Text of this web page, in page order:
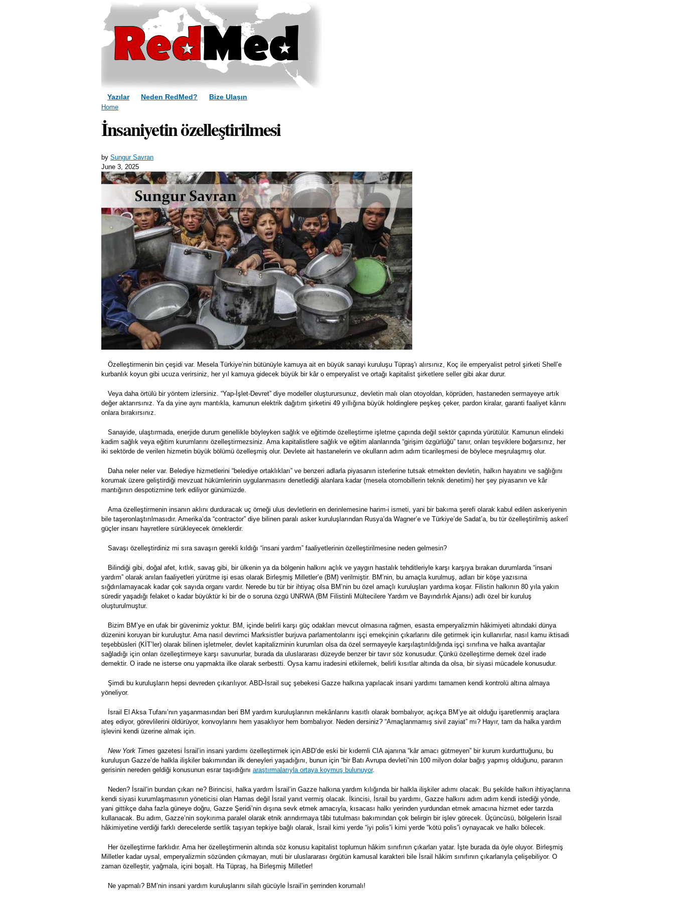
Skip to
Yazılar Neden RedMed? Bize Ulaşın
You are here
Home
İnsaniyetin özelleştirilmesi
by Sungur Savran
June 3, 2025
Özelleştirmenin bin çeşidi var. Mesela Türkiye’nin bütünüyle kamuya ait en büyük sanayi kuruluşu Tüpraş'ı alırsınız, Koç ile emperyalist petrol şirketi Shell’e
kurbanlık koyun gibi ucuza verirsiniz, her yıl kamuya gidecek büyük bir kâr o emperyalist ve ortağı kapitalist şirketlere seller gibi akar durur.
Veya daha örtülü bir yöntem izlersiniz. “Yap-İşlet-Devret” diye modeller oluşturursunuz, devletin malı olan otoyoldan, köprüden, hastaneden sermayeye artık
değer aktarırsınız. Ya da yine aynı mantıkla, kamunun elektrik dağıtım şirketini 49 yıllığına büyük holdinglere peşkeş çeker, pardon kiralar, garanti faaliyet kârını
onlara bırakırsınız.
Sanayide, ulaştırmada, enerjide durum genellikle böyleyken sağlık ve eğitimde özelleştirme işletme çapında değil sektör çapında yürütülür. Kamunun elindeki
kadim sağlık veya eğitim kurumlarını özelleştirmezsiniz. Ama kapitalistlere sağlık ve eğitim alanlarında “girişim özgürlüğü” tanır, onları teşviklere boğarsınız, her
iki sektörde de verilen hizmetin büyük bölümü özelleşmiş olur. Devlete ait hastanelerin ve okulların adım adım ticarileşmesi de böylece meşrulaşmış olur.
Daha neler neler var. Belediye hizmetlerini “belediye ortaklıkları” ve benzeri adlarla piyasanın isterlerine tutsak etmekten devletin, halkın hayatını ve sağlığını
korumak üzere geliştirdiği mevzuat hükümlerinin uygulanmasını denetlediği alanlara kadar (mesela otomobillerin teknik denetimi) her şey piyasanın ve kâr
mantığının despotizmine terk ediliyor günümüzde.
Ama özelleştirmenin insanın aklını durduracak uç örneği ulus devletlerin en derinlemesine harim-i ismeti, yani bir bakıma şerefi olarak kabul edilen askeriyenin
bile taşeronlaştırılmasıdır. Amerika’da “contractor” diye bilinen paralı asker kuruluşlarından Rusya’da Wagner’e ve Türkiye’de Sadat’a, bu tür özelleştirilmiş askerî
güçler insanı hayretlere sürükleyecek örneklerdir.
Savaşı özelleştirdiniz mi sıra savaşın gerekli kıldığı “insani yardım” faaliyetlerinin özelleştirilmesine neden gelmesin?
Bilindiği gibi, doğal afet, kıtlık, savaş gibi, bir ülkenin ya da bölgenin halkını açlık ve yaygın hastalık tehditleriyle karşı karşıya bırakan durumlarda “insani
yardım” olarak anılan faaliyetleri yürütme işi esas olarak Birleşmiş Milletler’e (BM) verilmiştir. BM’nin, bu amaçla kurulmuş, adları bir köşe yazısına
sığdırılamayacak kadar çok sayıda organı vardır. Nerede bu tür bir ihtiyaç olsa BM’nin bu özel amaçlı kuruluşları yardıma koşar. Filistin halkının 80 yıla yakın
süredir yaşadığı felaket o kadar büyüktür ki bir de o soruna özgü UNRWA (BM Filistinli Mültecilere Yardım ve Bayındırlık Ajansı) adlı özel bir kuruluş
oluşturulmuştur.
Bizim BM’ye en ufak bir güvenimiz yoktur. BM, içinde belirli karşı güç odakları mevcut olmasına rağmen, esasta emperyalizmin hâkimiyeti altındaki dünya
düzenini koruyan bir kuruluştur. Ama nasıl devrimci Marksistler burjuva parlamentolarını işçi emekçinin çıkarlarını dile getirmek için kullanırlar, nasıl kamu iktisadi
teşebbüsleri (KİT’ler) olarak bilinen işletmeler, devlet kapitalizminin kurumları olsa da özel sermayeyle karşılaştırıldığında işçi sınıfına ve halka avantajlar
sağladığı için onları özelleştirmeye karşı savunurlar, burada da uluslararası düzeyde benzer bir tavır söz konusudur. Çünkü özelleştirme demek özel irade
demektir. O irade ne isterse onu yapmakta ilke olarak serbestti. Oysa kamu iradesini etkilemek, belirli kısıtlar altında da olsa, bir siyasi mücadele konusudur.
Şimdi bu kuruluşların hepsi devreden çıkarılıyor. ABD-İsrail suç şebekesi Gazze halkına yapılacak insani yardımı tamamen kendi kontrolü altına almaya
yöneliyor.
İsrail El Aksa Tufanı’nın yaşanmasından beri BM yardım kuruluşlarının mekânlarını kasıtlı olarak bombalıyor, açıkça BM’ye ait olduğu işaretlenmiş araçlara
ateş ediyor, görevlilerini öldürüyor, konvoylarını hem yasaklıyor hem bombalıyor. Neden dersiniz? “Amaçlanmamış sivil zayiat” mı? Hayır, tam da halka yardım
işlevini kendi üzerine almak için.
New York Times gazetesi İsrail’in insani yardımı özelleştirmek için ABD’de eski bir kıdemli CIA ajanına “kâr amacı gütmeyen” bir kurum kurdurttuğunu, bu
kuruluşun Gazze’de halkla ilişkiler bakımından ilk deneyleri yaşadığını, bunun için “bir Batı Avrupa devleti”nin 100 milyon dolar bağış yapmış olduğunu, paranın
gerisinin nereden geldiği konusunun esrar taşıdığını araştırmalarıyla ortaya koymuş bulunuyor.
Neden? İsrail’in bundan çıkarı ne? Birincisi, halka yardım İsrail’in Gazze halkına yardım kılığında bir halkla ilişkiler adımı olacak. Bu şekilde halkın ihtiyaçlarına
kendi siyasi kurumlaşmasının yöneticisi olan Hamas değil İsrail yanıt vermiş olacak. İkincisi, İsrail bu yardımı, Gazze halkını adım adım kendi istediği yönde,
yani gittikçe daha fazla güneye doğru, Gazze Şeridi’nin dışına sevk etmek amacıyla, kısacası halkı yerinden yurdundan etmek amacına hizmet eder tarzda
kullanacak. Bu adım, Gazze’nin soykırıma paralel olarak etnik arındırmaya tâbi tutulması bakımından çok belirgin bir işlev görecek. Üçüncüsü, bölgelerin İsrail
hâkimiyetine verdiği farklı derecelerde sertlik taşıyan tepkiye bağlı olarak, İsrail kimi yerde “iyi polis”i kimi yerde “kötü polis”i oynayacak ve halkı bölecek.
Her özelleştirme farklıdır. Ama her özelleştirmenin altında söz konusu kapitalist toplumun hâkim sınıfının çıkarları yatar. İşte burada da öyle oluyor. Birleşmiş
Milletler kadar uysal, emperyalizmin sözünden çıkmayan, muti bir uluslararası örgütün kamusal karakteri bile İsrail hâkim sınıfının çıkarlarıyla çelişebiliyor. O
zaman özelleştir, yağmala, içini boşalt. Ha Tüpraş, ha Birleşmiş Milletler!
Ne yapmalı? BM’nin insani yardım kuruluşlarını silah gücüyle İsrail’in şerrinden korumalı!